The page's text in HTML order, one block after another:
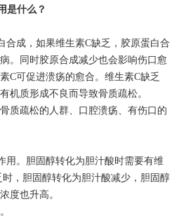
是什么？
成，如果维生素C缺乏，胶原蛋白合
。同时胶原合成减少也会影响伤口愈
C可促进溃疡的愈合。维生素C缺乏
机质形成不良而导致骨质疏松。
疏松的人群、口腔溃疡、有伤口的
。胆固醇转化为胆汁酸时需要有维
，胆固醇转化为胆汁酸减少，胆固醇
度也升高。